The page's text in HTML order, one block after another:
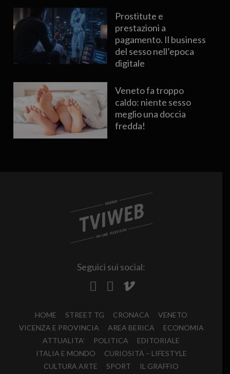
Prostitute e
prestazioni a
pagamento. Il business
del sesso nell’epoca
digitale
Veneto fa troppo
caldo: niente sesso
meglio una doccia
fredda!
Seguici sui social:
HOME STREET TG CRONACA
VENETO
VICENZA E PROVINCIA
AREA BERICA
ECONOMIA
ATTUALITA’
POLITICA
EDITORIALE
ITALIA E MONDO
CURIOSITÀ – LIFESTYLE
CULTURA ARTE
SPORT IL GRAFFIO